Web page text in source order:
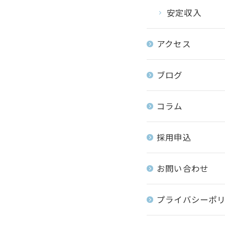
安定収入
アクセス
ブログ
コラム
採用申込
お問い合わせ
プライバシーポ